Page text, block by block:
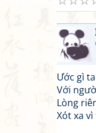
Ước gì
Với
Lòng
Xót xa